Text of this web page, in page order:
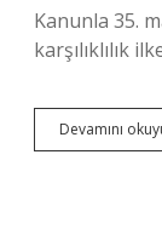
Kanunla 35.
karşılıklılık
Devamını